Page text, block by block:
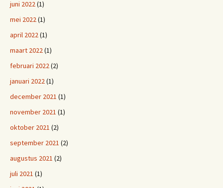
juni 2022(1)
mei 2022(1)
april 2022(1)
maart 2022(1)
februari 2022(2)
januari 2022(1)
december 2021 (1)
november 2021 (1)
oktober 2021 (2)
september 2021 (2)
augustus 2021 (2)
juli 2021 (1)